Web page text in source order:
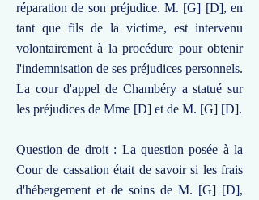
réparation de son préjudice. M. [G] [D], en
tant que fils de la victime, est intervenu
volontairement à la procédure pour obtenir
l'indemnisation de ses préjudices personnels.
La cour d'appel de Chambéry a statué sur
les préjudices de Mme [D] et de M. [G] [D].
Question de droit : La question posée à la
Cour de cassation était de savoir si les frais
d'hébergement et de soins de M. [G] [D],